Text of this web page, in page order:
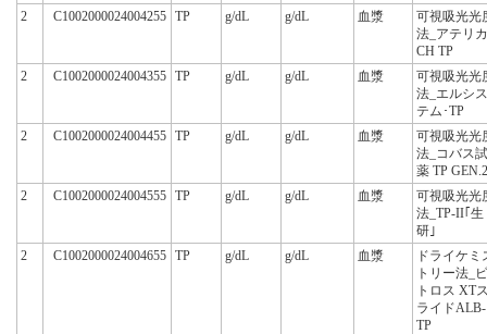
2
C1002000024004255 TP g/dL g/dL 血漿
可視吸光光
法_アテリカ
CH TP
2
C1002000024004355 TP g/dL g/dL 血漿
可視吸光光
法_エルシス
テム･TP
2
C1002000024004455 TP g/dL g/dL 血漿
可視吸光光
法_コバス試
薬 TP GEN.2
2
C1002000024004555 TP g/dL g/dL 血漿
可視吸光光
法_TP-II｢生
研｣
2
C1002000024004655 TP g/dL g/dL 血漿
ドライケミ
トリー法_ビ
トロス XT
ライドALB-
TP